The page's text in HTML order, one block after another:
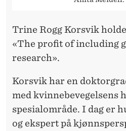
Trine Rogg Korsvik
«The profit of including
research».
Korsvik har en
med kvinnebevegelsens
spesialområde. I dag er
og ekspert på